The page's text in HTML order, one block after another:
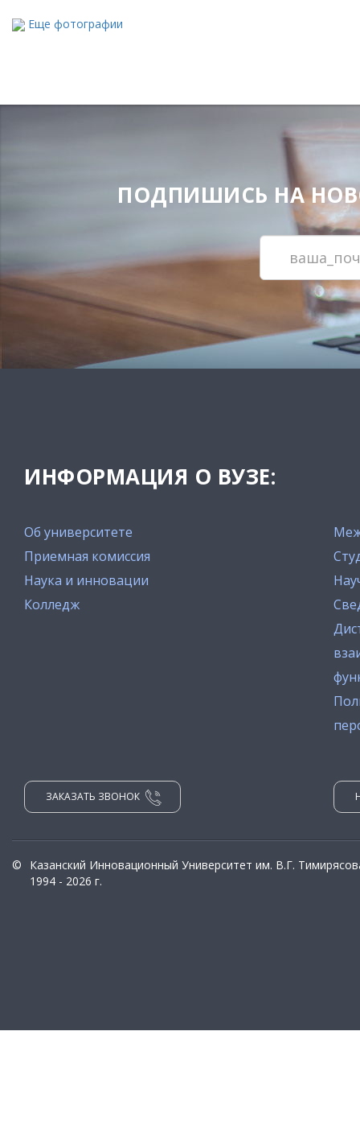
Еще фотографии
ПОДПИШИСЬ НА
ИНФОРМАЦИЯ О ВУЗЕ:
Об университете
Приемная комиссия
Наука и инновации
Колледж
ЗАКАЗАТЬ ЗВОНОК
©
Казанский Инновационный Университет им. В.Г.
1994 - 2026 г.